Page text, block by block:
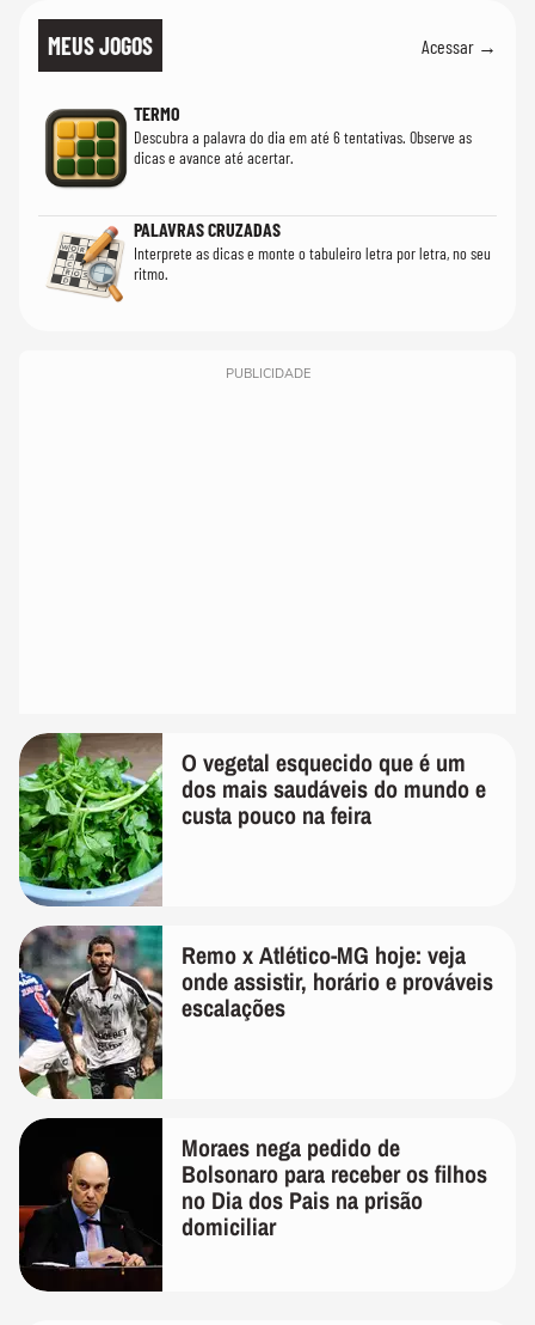
MEUS JOGOS Acessar →
TERMO
Descubra a palavra do dia em até 6 tentativas. Observe as
dicas e avance até acertar.
PALAVRAS CRUZADAS
Interprete as dicas e monte o tabuleiro letra por letra, no seu
ritmo.
PUBLICIDADE
O vegetal esquecido que é um
dos mais saudáveis do mundo e
custa pouco na feira
Remo x Atlético-MG hoje: veja
onde assistir, horário e prováveis
escalações
Moraes nega pedido de
Bolsonaro para receber os filhos
no Dia dos Pais na prisão
domiciliar